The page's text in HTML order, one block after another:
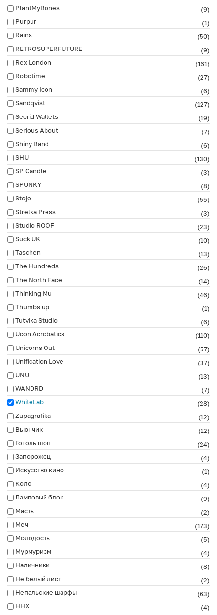
PlantMyBones
(9)
Purpur
(1)
Rains
(50)
RETROSUPERFUTURE
(9)
Rex London
(161)
Robotime
(27)
Sammy Icon
(6)
Sandqvist
(127)
Secrid Wallets
(19)
Serious About
(7)
Shiny Band
(6)
SHU
(130)
SP Candle
(3)
SPUNKY
(8)
Stojo
(55)
Strelka Press
(3)
Studio ROOF
(23)
Suck UK
(10)
Taschen
(13)
The Hundreds
(26)
The North Face
(14)
Thinking Mu
(46)
Thumbs up
(1)
Tutvika Studio
(6)
Ucon Acrobatics
(110)
Unicorns Out
(57)
Unification Love
(37)
UNU
(13)
WANDRD
(7)
WhiteLab
(28)
Zupagrafika
(12)
Вьюнчик
(12)
Гоголь шоп
(24)
Запорожец
(4)
Искусство кино
(1)
Коло
(4)
Ламповый блок
(9)
Масть
(2)
Меч
(173)
Молодость
(5)
Мурмуризм
(4)
Наличники
(8)
Не белый лист
(2)
Непальские шарфы
(63)
ННХ
(4)